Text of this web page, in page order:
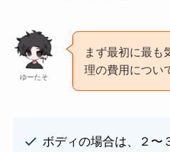
ゆーたそ
まず最初に最も
理の費用につい
ボディの場合は、２〜